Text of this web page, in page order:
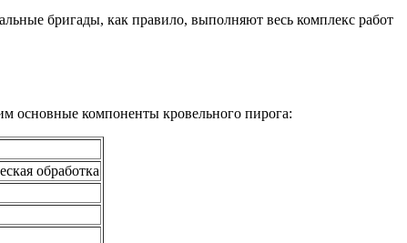
бригады, как правило, выполняют весь комплекс работ
основные компоненты кровельного пирога:
обработка